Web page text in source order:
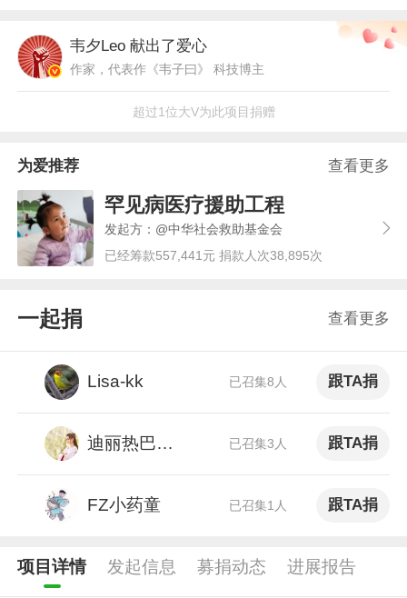
韦夕Leo 献出了爱心
作家，代表作《韦子曰》 科技博主
超过1位大V为此项目捐赠
查看更多
为爱推荐
罕见病医疗援助工程
发起方：@中华社会救助基金会
已经筹款557,441元 捐款人次38,895次
查看更多
一起捐
Lisa-kk 已召集8人 跟TA捐
迪丽热巴粉丝 已召集3人 跟TA捐
FZ小药童 已召集1人 跟TA捐
项目详情 发起信息 募捐动态 进展报告